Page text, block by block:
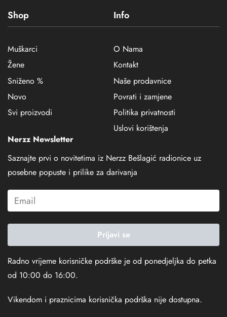
Shop
Muškarci
Žene
Sniženo %
Novo
Svi proizvodi
Info
O Nama
Kontakt
Naše prodavnice
Povrati i zamjene
Politika privatnosti
Uslovi korištenja
Nerzz Newsletter
Saznajte prvi o novitetima iz Nerzz Bešlagić radionice uz
posebne popuste i prilike za darivanja
Prijavi se
Radno vrijeme korisničke podrške je od ponedjeljka do petka
od 10:00 do 16:00.
Vikendom i praznicima korisnička podrška nije dostupna.